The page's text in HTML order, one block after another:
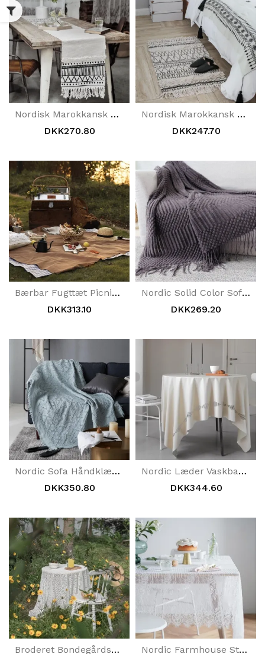
Nordisk Marokkansk Geometrisk Kvast Tuftet Borddug
DKK270.80
Nordisk Marokkansk Tæppe Gulvmåtte Geometrisk Kvast Tæppe
DKK247.70
Bærbar Fugttæt Picnicmåtte Linned
DKK313.10
Nordic Solid Color Sofa Kvast Tæppe | Hjem Dekoration
DKK269.20
Nordic Sofa Håndklædetæppe | Hjem Decotation
DKK350.80
Nordic Læder Vaskbar Vandtæt Dug
DKK344.60
Broderet Bondegårdsblondedug Hvid Nordic Farmhouse Style Blondeservietdug